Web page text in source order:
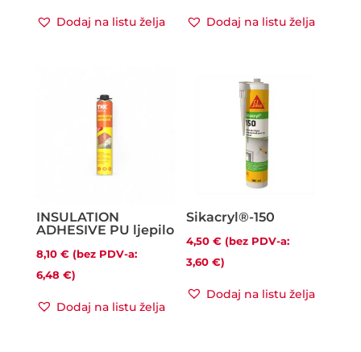
Dodaj na listu želja Dodaj na listu želja
INSULATION
ADHESIVE PU ljepilo
8,10 € (bez PDV-a:
6,48 €)
Dodaj na listu želja
Sikacryl®-150
4,50€ (bez PDV-a:
3,60€)
Dodaj na listu želja